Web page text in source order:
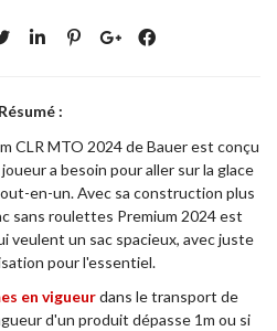
Résumé :
CLR MTO 2024 de Bauer est conçu
a besoin pour aller sur la glace
en-un. Avec sa construction plus
sans roulettes Premium 2024 est
veulent un sac spacieux, avec juste
pour l'essentiel.
en vigueurdans le transport de
d'un produit dépasse 1m ou si